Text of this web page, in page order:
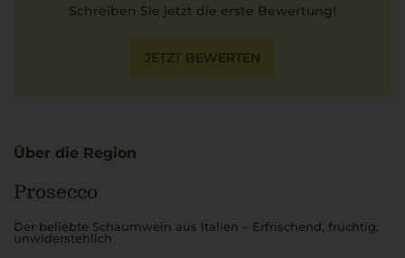
Schreiben Sie jetzt die erste Bewertung!
JETZT BEWERTEN
Über die Region
Prosecco
Der beliebte Schaumwein aus Italien – Erfrischend, fruchtig,
unwiderstehlich